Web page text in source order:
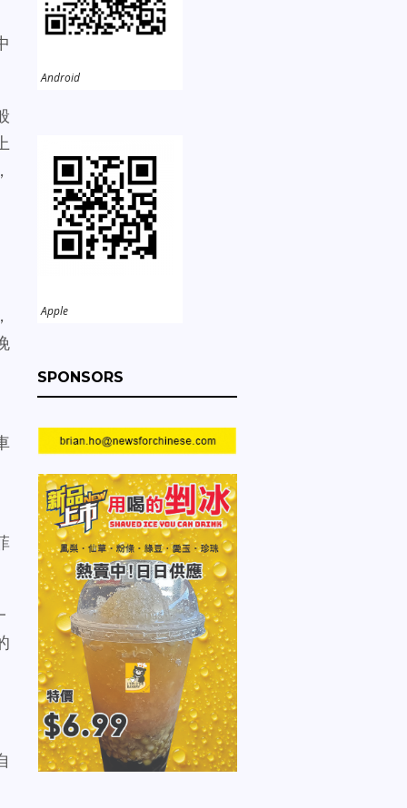
Android
Apple
SPONSORS